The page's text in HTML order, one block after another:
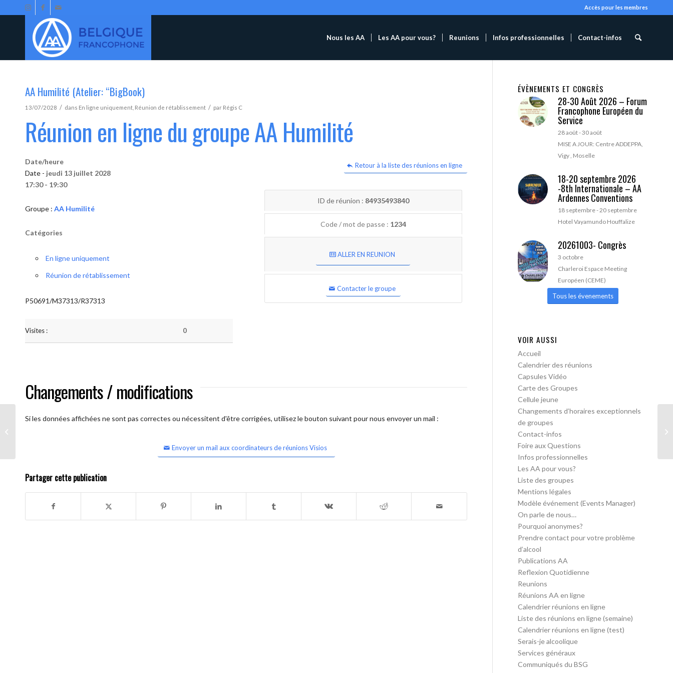
Accès pour les membres
Nous les AA Les AA pour vous? Reunions Infos professionnelles Contact-infos
AA Humilité (Atelier: “BigBook)
13/07/2028 / dans En ligne uniquement Réunion de rétablissement / par Régis C
Réunion en ligne du groupe AA Humilité
Retour à la liste des réunions en ligne
Date/heure
Date - jeudi 13 juillet 2028
17:30 - 19:30
Groupe : AA Humilité
Catégories
En ligne uniquement
Réunion de rétablissement
P50691/M37313/R37313
Visites : 0
ID de réunion : 84935493840
Code / mot de passe : 1234
ALLER EN REUNION
Contacter le groupe
Changements / modifications
Si les données affichées ne sont pas correctes ou nécessitent d'être corrigées, utilisez le bouton suivant pour nous envoyer un mail :
Envoyer un mail aux coordinateurs de réunions Visios
Partager cette publication
ÉVÈNEMENTS ET CONGRÈS
28-30 Août 2026 – Forum
Francophone Européen du
Service
28 août-30 août
MISE A JOUR: Centre ADDEPPA,
Vigy , Moselle
18-20 septembre 2026
-8th Internationale – AA
Ardennes Conventions
18 septembre-20 septembre
Hotel Vayamundo Houffalize
20261003- Congrès
3 octobre
Charleroi Espace Meeting
Européen (CEME)
Tous les évenements
VOIR AUSSI
Accueil
Calendrier des réunions
Capsules Vidéo
Carte des Groupes
Cellule jeune
Changements d’horaires exceptionnels
de groupes
Contact-infos
Foire aux Questions
Infos professionnelles
Les AA pour vous?
Liste des groupes
Mentions légales
Modèle événement (Events Manager)
On parle de nous…
Pourquoi anonymes?
Prendre contact pour votre problème
d’alcool
Publications AA
Reflexion Quotidienne
Reunions
Réunions AA en ligne
Calendrier réunions en ligne
Liste des réunions en ligne (semaine)
Calendrier réunions en ligne (test)
Serais-je alcoolique
Services généraux
Communiqués du BSG